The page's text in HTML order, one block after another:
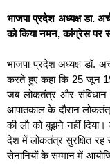
भाजपा प्रदेश अध्यक्ष डा.
को किया नमन, कांग्रेस पर
भाजपा प्रदेश अध्यक्ष डॉ.
करते हुए कहा कि 25 जून
जब लोकतंत्र और संविधान
आपातकाल के दौरान
की लौ को बुझने नहीं
देश में लोकतंत्र सुरक्षित
सेनानियों के सम्मान में